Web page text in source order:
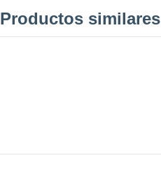
Productos similares
Añadir al carrito